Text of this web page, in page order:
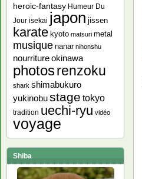
heroic-fantasy Humeur Du
Jour isekai japon jissen
karate kyoto matsuri metal
musique nanar nihonshu
nourritureokinawa
photosrenzoku
shark shimabukuro
yukinobustage tokyo
tradition uechi-ryu vidéo
voyage
Shiba